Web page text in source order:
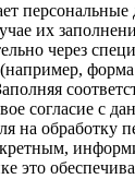
их
через
форма
согласие с
на обработку
это